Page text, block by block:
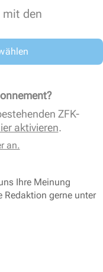
den
ZFK-
aktivieren.
an.
Ihre Meinung
Redaktion gerne unter